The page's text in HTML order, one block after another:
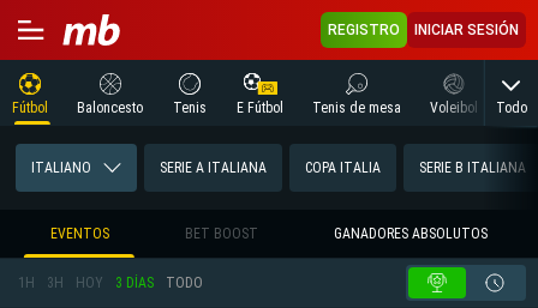
REGISTRO INICIAR SESIÓN
Fútbol Baloncesto Tenis E Fútbol Tenis de mesa Voleibol Todo
ITALIANO SERIE A ITALIANA COPA ITALIA SERIE B ITALIANA
EVENTOS BET BOOST GANADORES ABSOLUTOS
1H 3H HOY 3 DÍAS TODO